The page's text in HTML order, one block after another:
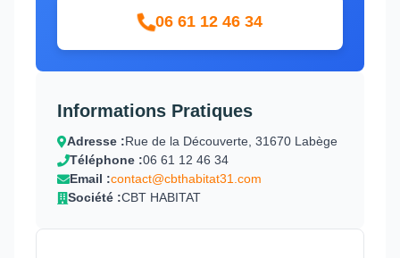
06 61 12 46 34
Informations Pratiques
Adresse :Rue de la Découverte, 31670 Labège
Téléphone :06 61 12 46 34
Email :contact@cbthabitat31.com
Société :CBT HABITAT